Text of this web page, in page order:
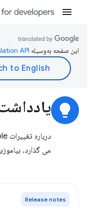
این صفحه به‌وسیله
lightbulb
می گذارد،
Release notes